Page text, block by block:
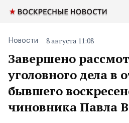
Завершено
уголовного дела в
бывшего
чиновника Павла
Новости 8 августа 11:08